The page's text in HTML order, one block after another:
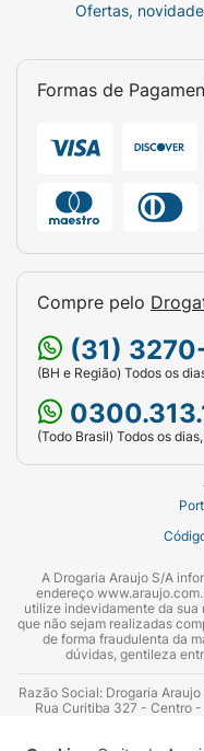
Ofertas,
Formas de
Compre pelo
(31)
(BH e Região) Todos os
(Todo Brasil) Todos os
A Drogaria Araujo S/A
endereço
utilize indevidamente da sua
que não sejam realizadas
de forma fraudulenta da
dúvidas, gentileza
Razão Social: Drogaria
Rua Curitiba 327 - Centro